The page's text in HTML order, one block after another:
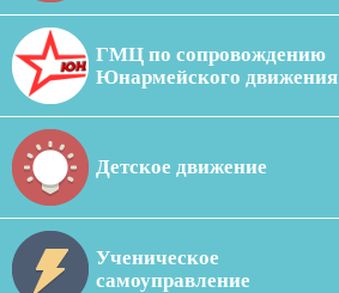
ГМЦ по сопровождению
Юнармейского движения
Детское движение
Ученическое
самоуправление